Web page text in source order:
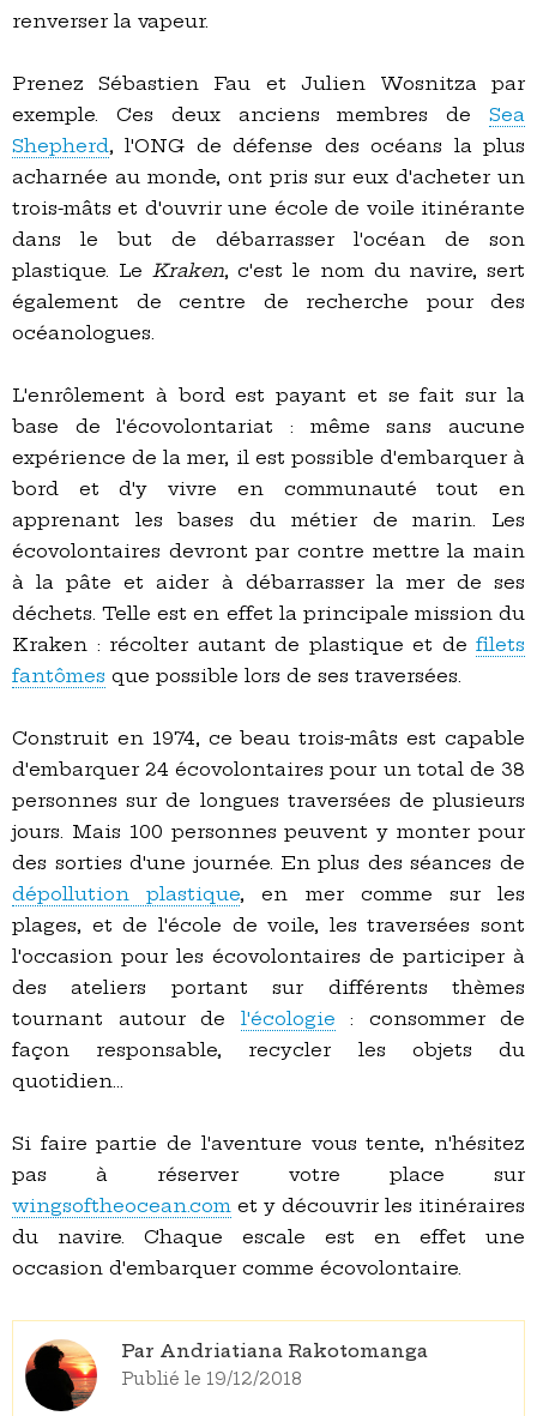
renverser la vapeur.
Prenez Sébastien Fau et Julien Wosnitza par
exemple. Ces deux anciens membres de Sea
Shepherd, l'ONG de défense des océans la plus
acharnée au monde, ont pris sur eux d'acheter un
trois-mâts et d'ouvrir une école de voile itinérante
dans le but de débarrasser l'océan de son
plastique. Le Kraken, c'est le nom du navire, sert
également de centre de recherche pour des
océanologues.
L'enrôlement à bord est payant et se fait sur la
base de l'écovolontariat : même sans aucune
expérience de la mer, il est possible d'embarquer à
bord et d'y vivre en communauté tout en
apprenant les bases du métier de marin. Les
écovolontaires devront par contre mettre la main
à la pâte et aider à débarrasser la mer de ses
déchets. Telle est en effet la principale mission du
Kraken : récolter autant de plastique et de filets
fantômes que possible lors de ses traversées.
Construit en 1974, ce beau trois-mâts est capable
d'embarquer 24 écovolontaires pour un total de 38
personnes sur de longues traversées de plusieurs
jours. Mais 100 personnes peuvent y monter pour
des sorties d'une journée. En plus des séances de
dépollution plastique, en mer comme sur les
plages, et de l'école de voile, les traversées sont
l'occasion pour les écovolontaires de participer à
des ateliers portant sur différents thèmes
tournant autour de l'écologie : consommer de
façon responsable, recycler les objets du
quotidien...
Si faire partie de l'aventure vous tente, n'hésitez
pas à réserver votre place sur
wingsoftheocean.com et y découvrir les itinéraires
du navire. Chaque escale est en effet une
occasion d'embarquer comme écovolontaire.
Par Andriatiana Rakotomanga
Publié le 19/12/2018